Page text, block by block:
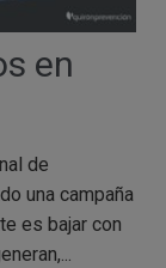
en
de
una campaña
es bajar con